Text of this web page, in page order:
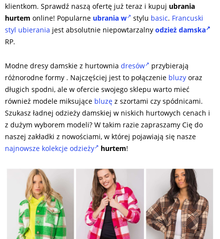
klientkom. Sprawdź naszą ofertę już teraz i kupuj ubrania
hurtem online! Popularne ubrania w stylu basic. Francuski
styl ubierania jest absolutnie niepowtarzalny odzież damska
RP.
Modne dresy damskie z hurtownia dresów
przybierają
różnorodne formy . Najczęściej jest to połączenie bluzy oraz
długich spodni, ale w ofercie swojego sklepu warto mieć
również modele miksujące bluzę z szortami czy spódnicami.
Szukasz ładnej odzieży damskiej w niskich hurtowych cenach i
z dużym wyborem modeli? W takim razie zapraszamy Cię do
naszej zakładki z nowościami, w której pojawiają się nasze
najnowsze kolekcje odzieży
hurtem!